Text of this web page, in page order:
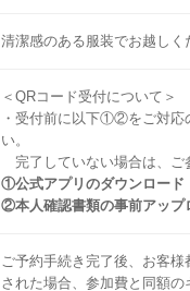
清潔感のある服装でお越しく
＜QRコード受付について＞
・受付前に以下①②をご対応
い。
完了していない場合は、ご
①公式アプリのダウンロード
②本人確認書類の事前アップ
ご予約手続き完了後、お客
された場合、参加費と同額の